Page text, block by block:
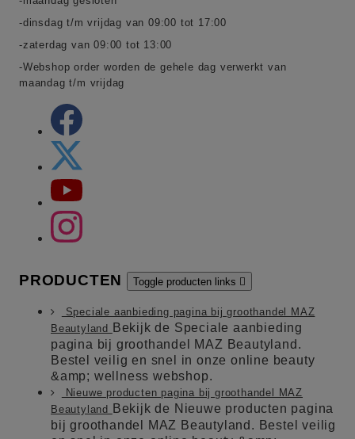
-dinsdag t/m vrijdag van 09:00 tot 17:00
-zaterdag van 09:00 tot 13:00
-Webshop order worden de gehele dag verwerkt van
maandag t/m vrijdag
PRODUCTEN Toggle producten links 
Speciale aanbieding pagina bij groothandel MAZ
Beautyland Bekijk de Speciale aanbieding
pagina bij groothandel MAZ Beautyland.
Bestel veilig en snel in onze online beauty
&amp; wellness webshop.
Nieuwe producten pagina bij groothandel MAZ
Beautyland Bekijk de Nieuwe producten pagina
bij groothandel MAZ Beautyland. Bestel veilig